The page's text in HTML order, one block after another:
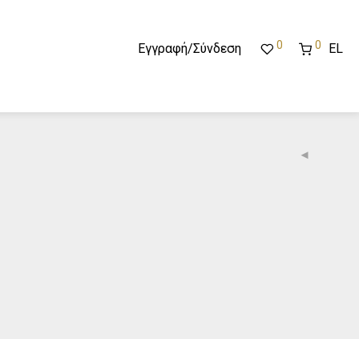
EL
Εγγραφή/Σύνδεση 0 0